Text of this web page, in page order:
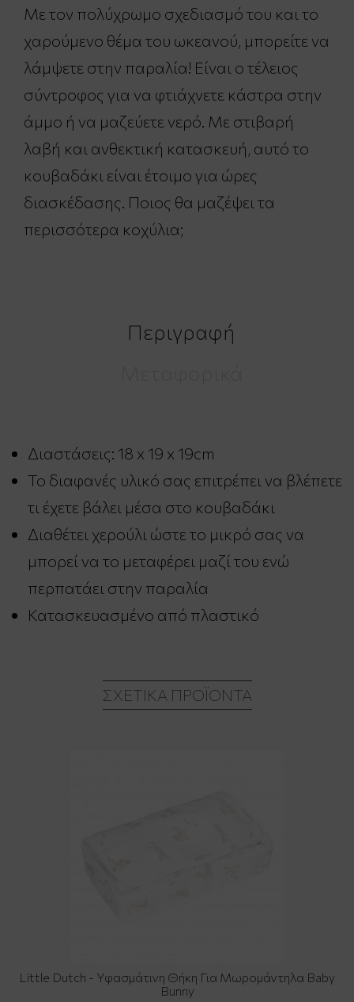
Με τον πολύχρωμο σχεδιασμό του και το
χαρούμενο θέμα του ωκεανού, μπορείτε να
λάμψετε στην παραλία! Είναι ο τέλειος
σύντροφος για να φτιάχνετε κάστρα στην
άμμο ή να μαζεύετε νερό. Με στιβαρή
λαβή και ανθεκτική κατασκευή, αυτό το
κουβαδάκι είναι έτοιμο για ώρες
διασκέδασης. Ποιος θα μαζέψει τα
περισσότερα κοχύλια;
Περιγραφή
Διαστάσεις: 18 x 19 x 19cm
Το διαφανές υλικό σας επιτρέπει να βλέπετε
τι έχετε βάλει μέσα στο κουβαδάκι
Διαθέτει χερούλι ώστε το μικρό σας να
μπορεί να το μεταφέρει μαζί του ενώ
περπατάει στην παραλία
Κατασκευασμένο από πλαστικό
ΣΧΕΤΙΚΆ ΠΡΟΪΌΝΤΑ
Little Dutch - Υφασμάτινη Θήκη Για Μωρομάντηλα Baby
Bunny